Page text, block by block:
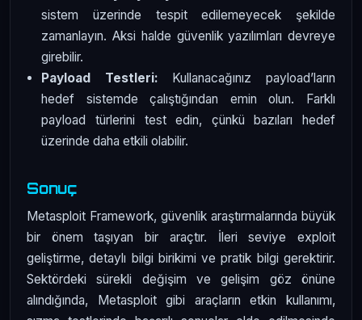
sistem üzerinde tespit edilemeyecek şekilde
zamanlayın. Aksi halde güvenlik yazılımları devreye
girebilir.
Payload Testleri: Kullanacağınız payload’ların
hedef sistemde çalıştığından emin olun. Farklı
payload türlerini test edin, çünkü bazıları hedef
üzerinde daha etkili olabilir.
Sonuç
Metasploit Framework, güvenlik araştırmalarında büyük
bir önem taşıyan bir araçtır. İleri seviye exploit
geliştirme, detaylı bilgi birikimi ve pratik bilgi gerektirir.
Sektördeki sürekli değişim ve gelişim göz önüne
alındığında, Metasploit gibi araçların etkin kullanımı,